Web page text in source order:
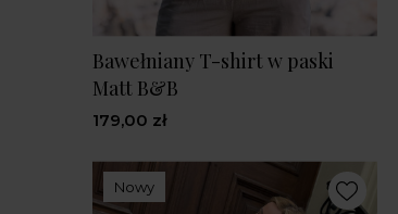
Bawełniany T-shirt w paski
Matt B&B
179,00 zł
Nowy